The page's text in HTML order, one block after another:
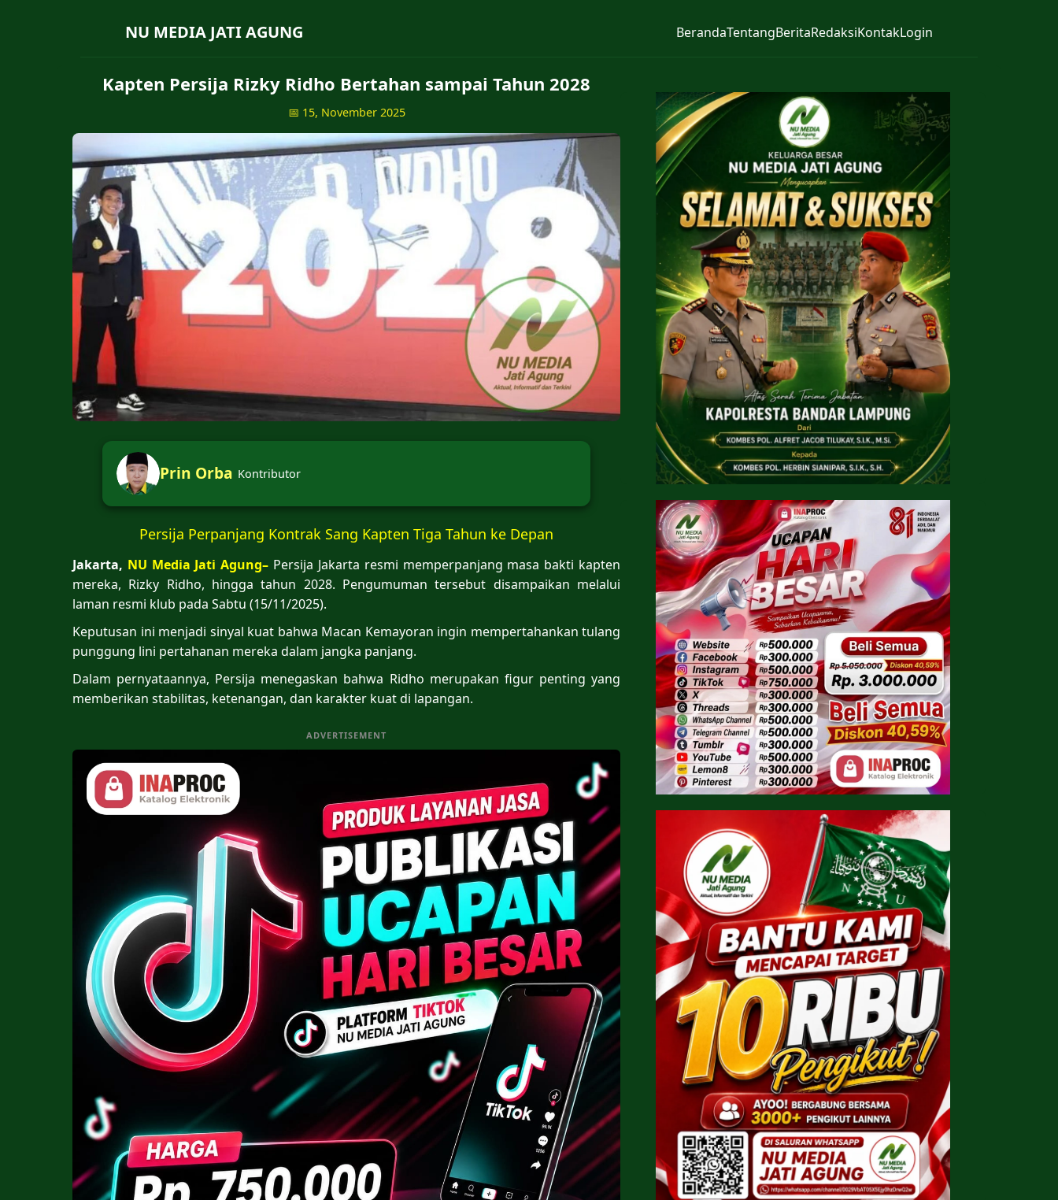
NU MEDIA JATI AGUNG BerandaTentangBeritaRedaksiKontakLogin
Kapten Persija Rizky Ridho Bertahan sampai Tahun 2028
📅 15, November 2025
Prin Orba Kontributor
Persija Perpanjang Kontrak Sang Kapten Tiga Tahun ke Depan
Jakarta, NU Media Jati Agung– Persija Jakarta resmi memperpanjang masa bakti kapten
mereka, Rizky Ridho, hingga tahun 2028. Pengumuman tersebut disampaikan melalui
laman resmi klub pada Sabtu (15/11/2025).
Keputusan ini menjadi sinyal kuat bahwa Macan Kemayoran ingin mempertahankan tulang
punggung lini pertahanan mereka dalam jangka panjang.
Dalam pernyataannya, Persija menegaskan bahwa Ridho merupakan figur penting yang
memberikan stabilitas, ketenangan, dan karakter kuat di lapangan.
ADVERTISEMENT